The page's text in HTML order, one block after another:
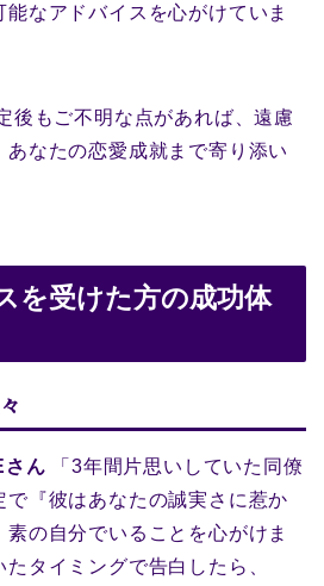
なアドバイスを心がけていま
後もご不明な点があれば、遠慮
あなたの恋愛成就まで寄り添い
を受けた方の成功体
さん 「3年間片思いしていた同僚
『彼はあなたの誠実さに惹か
の自分でいることを心がけま
タイミングで告白したら、